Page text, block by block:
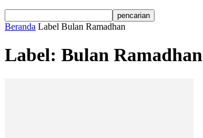
Beranda Label Bulan Ramadhan
Label: Bulan Ramadhan